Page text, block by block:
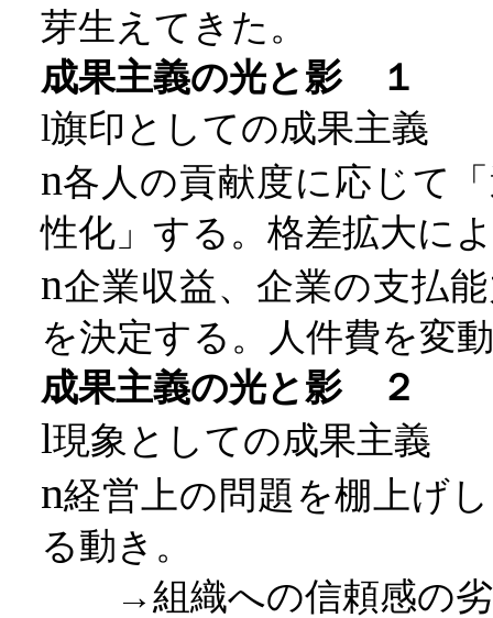
芽生えてきた。
成果主義の光と影 １
l旗印としての成果主義
n各人の貢献度に応じて
性化」する。格差拡大に
n企業収益、企業の支払
を決定する。人件費を変
成果主義の光と影 ２
l現象としての成果主義
n経営上の問題を棚上げ
る動き。
→組織への信頼感の劣